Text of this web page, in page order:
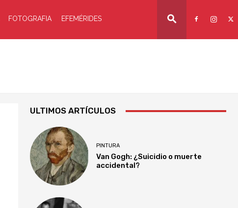
FOTOGRAFIA EFEMÉRIDES
ULTIMOS ARTÍCULOS
PINTURA
Van Gogh: ¿Suicidio o muerte
accidental?